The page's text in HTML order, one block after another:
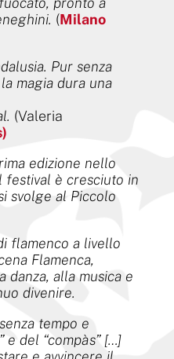
(Milano
Pur senza
magia dura una
(Valeria
edizione nello
è cresciuto in
svolge al Piccolo
flamenco a livello
Flamenca,
danza, alla musica e
divenire.
tempo e
e del “compàs” […]